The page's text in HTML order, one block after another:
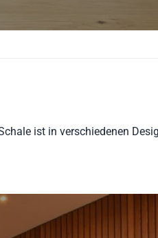
ist in verschiedenen